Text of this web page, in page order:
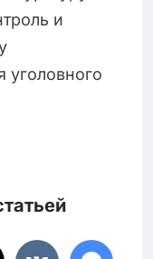
и
уголовного